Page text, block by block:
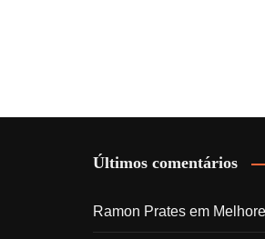
Últimos comentários
Ramon Prates em